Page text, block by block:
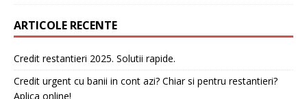
ARTICOLE RECENTE
Credit restantieri 2025. Solutii rapide.
Credit urgent cu banii in cont azi? Chiar si pentru restantieri?
Aplica online!